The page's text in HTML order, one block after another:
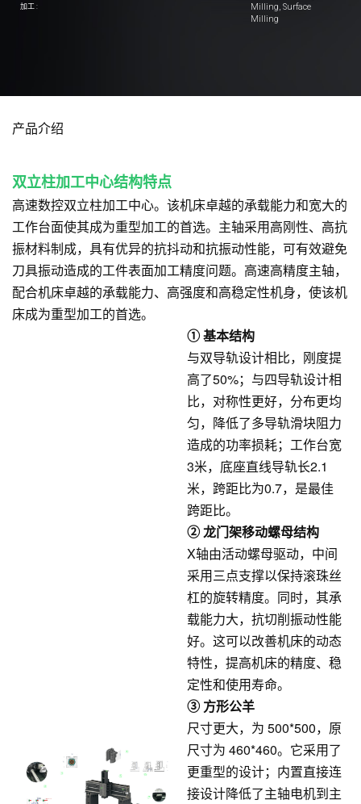
加工 :
Milling, Surface
Milling
产品介绍
双立柱加工中心结构特点
高速数控双立柱加工中心。该机床卓越的承载能力和宽大的
工作台面使其成为重型加工的首选。主轴采用高刚性、高抗
振材料制成，具有优异的抗抖动和抗振动性能，可有效避免
刀具振动造成的工件表面加工精度问题。高速高精度主轴，
配合机床卓越的承载能力、高强度和高稳定性机身，使该机
床成为重型加工的首选。
① 基本结构
与双导轨设计相比，刚度提
高了50%；与四导轨设计相
比，对称性更好，分布更均
匀，降低了多导轨滑块阻力
造成的功率损耗；工作台宽
3米，底座直线导轨长2.1
米，跨距比为0.7，是最佳
跨距比。
② 龙门架移动螺母结构
X轴由活动螺母驱动，中间
采用三点支撑以保持滚珠丝
杠的旋转精度。同时，其承
载能力大，抗切削振动性能
好。这可以改善机床的动态
特性，提高机床的精度、稳
定性和使用寿命。
③ 方形公羊
尺寸更大，为 500*500，原
尺寸为 460*460。它采用了
更重型的设计；内置直接连
接设计降低了主轴电机到主